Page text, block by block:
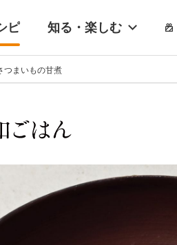
ピ 知る・楽しむ
つまいもの甘煮